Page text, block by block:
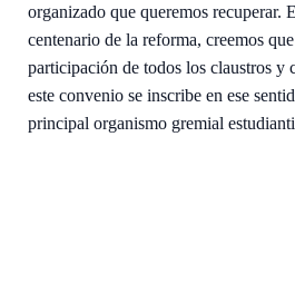
organizado que queremos recuperar.
centenario de la reforma, creemos
participación de todos los claustros y
este convenio se inscribe en ese
principal organismo gremial